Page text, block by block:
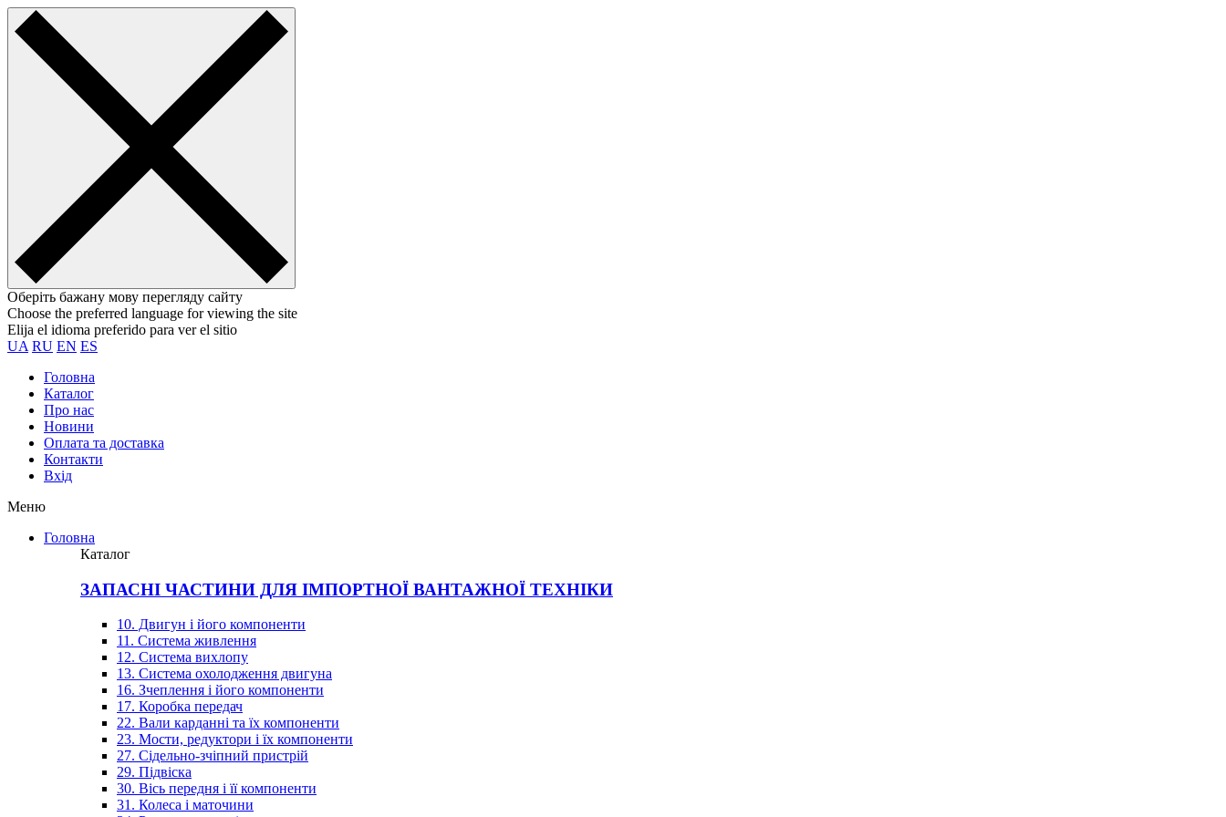
Оберіть бажану мову перегляду сайту
Choose the preferred language for viewing the site
Elija el idioma preferido para ver el sitio
UA RU EN ES
Головна
Каталог
Про нас
Новини
Оплата та доставка
Контакти
Вхiд
Меню
Головна
Каталог
ЗАПАСНІ ЧАСТИНИ ДЛЯ ІМПОРТНОЇ ВАНТАЖНОЇ ТЕХНІКИ
10. Двигун і його компоненти
11. Система живлення
12. Система вихлопу
13. Система охолодження двигуна
16. Зчеплення і його компоненти
17. Коробка передач
22. Вали карданні та їх компоненти
23. Мости, редуктори і їх компоненти
27. Сідельно-зчіпний пристрій
29. Підвіска
30. Вісь передня і її компоненти
31. Колеса і маточини